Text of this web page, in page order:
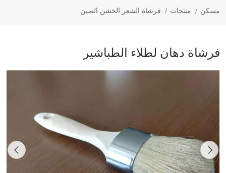
مسكن منتجات فرشاة الشعر الخشن الصين
فرشاة دهان لطلاء الطباشير